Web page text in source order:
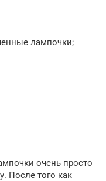
лампочки;
очень просто
После того как